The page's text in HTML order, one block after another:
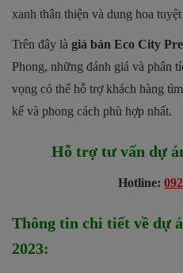
xanh thân thiện và dung hoa
Trên đây là giá bán Eco City
Phong, những đánh giá và phân
vọng có thể hỗ trợ khách hàng
kế và phong cách phù hợp nhất.
Hỗ trợ tư vấn dự
Hotline:
Thông tin chi tiết về dự
2023: